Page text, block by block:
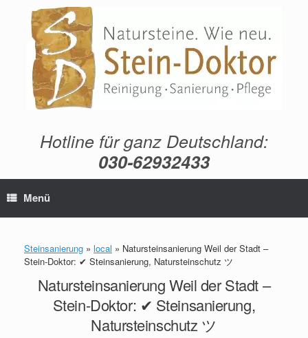
springen
Hotline für ganz Deutschland:
030-62932433
Menü
Steinsanierung » local » Natursteinsanierung Weil der Stadt –
Stein-Doktor: ✔ Steinsanierung, Natursteinschutz ツ
Natursteinsanierung Weil der Stadt –
Stein-Doktor: ✔ Steinsanierung,
Natursteinschutz ツ